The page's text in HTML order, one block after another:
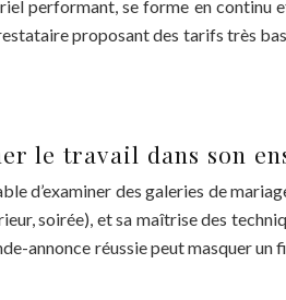
performant, se forme en continu
proposant des tarifs très
le travail dans son
d’examiner des galeries de
soirée), et sa maîtrise des
annonce réussie peut masquer un